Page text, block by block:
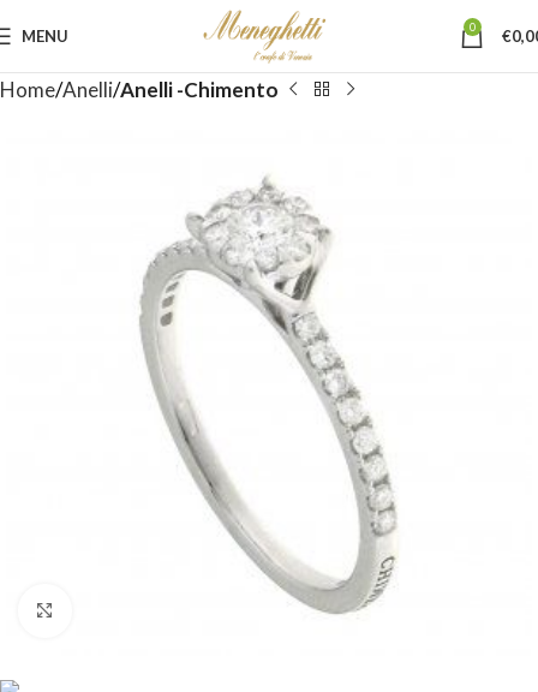
MENU 0 €
Home Anelli Anelli -Chimento